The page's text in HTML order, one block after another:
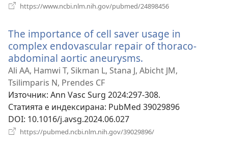
https://www.ncbi.nlm.nih.gov/pubmed/24898456
The importance of cell saver usage in
complex endovascular repair of thoraco-
abdominal aortic aneurysms.
нов
Ali AA, Hamwi T, Sikman L, Stana J, Abicht JM,
Tsilimparis N, Prendes CF
Източник‎: Ann Vasc Surg 2024:297-308.
Статията е индексирана‎: PubMed 39029896
DOI‎: 10.1016/j.avsg.2024.06.027
https://pubmed.ncbi.nlm.nih.gov/39029896/